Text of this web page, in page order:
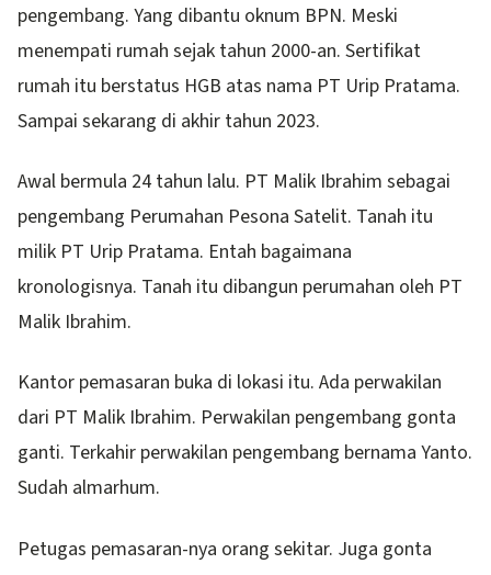
pengembang. Yang dibantu oknum BPN. Meski
menempati rumah sejak tahun 2000-an. Sertifikat
rumah itu berstatus HGB atas nama PT Urip Pratama.
Sampai sekarang di akhir tahun 2023.
Awal bermula 24 tahun lalu. PT Malik Ibrahim sebagai
pengembang Perumahan Pesona Satelit. Tanah itu
milik PT Urip Pratama. Entah bagaimana
kronologisnya. Tanah itu dibangun perumahan oleh PT
Malik Ibrahim.
Kantor pemasaran buka di lokasi itu. Ada perwakilan
dari PT Malik Ibrahim. Perwakilan pengembang gonta
ganti. Terkahir perwakilan pengembang bernama Yanto.
Sudah almarhum.
Petugas pemasaran-nya orang sekitar. Juga gonta